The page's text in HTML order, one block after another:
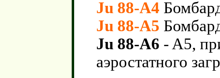
Ju 88-A4
Ju 88-A5
Ju 88-A6 - A5,
аэростатного